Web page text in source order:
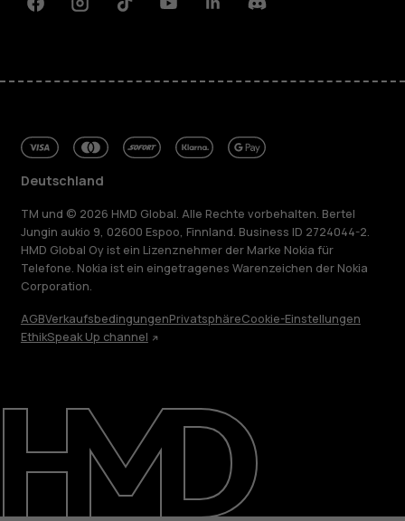
Reparieren, wiederverwenden, recyceln
Nachhaltigkeit
Support
Deutschland
FacebookInstagramTiktokYoutubeLinkedinDiscord
Deutschland
TM und © 2026 HMD Global. Alle Rechte vorbehalten. Bertel
Jungin aukio 9, 02600 Espoo, Finnland. Business ID 2724044-2.
HMD Global Oy ist ein Lizenznehmer der Marke Nokia für
Telefone. Nokia ist ein eingetragenes Warenzeichen der Nokia
Corporation.
AGBVerkaufsbedingungenPrivatsphäreCookie-Einstellungen
EthikSpeak Up channel